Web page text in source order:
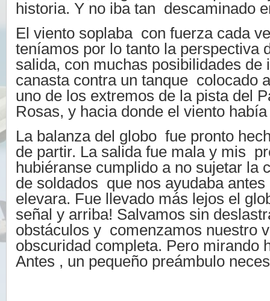
historia. Y no iba tan descaminado
El viento soplaba con fuerza cada
teníamos por lo tanto la perspectiva
salida, con muchas posibilidades de
canasta contra un tanque colocado
uno de los extremos de la pista del
Rosas, y hacia donde el viento
La balanza del globo fue pronto
de partir. La salida fue mala y mis
hubiéranse cumplido a no sujetar la
de soldados que nos ayudaba antes
elevara. Fue llevado más lejos el
señal y arriba! Salvamos sin
obstáculos y comenzamos nuestro
obscuridad completa. Pero
Antes , un pequeño preámbulo